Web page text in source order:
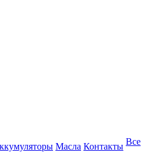
Масла Контакты Все